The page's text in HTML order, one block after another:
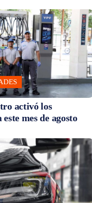
activó los
mes de agosto